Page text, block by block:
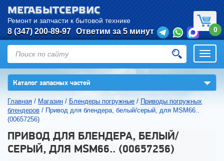
МЕГАБЫТСЕРВИС
Ремонт и запчасти к бытовой технике
8 (347) 200-89-97 Ответим за 5 минут 0
Каталог запасных частей ▼
Главная / Магазин / Блендеры погружные / Приводы погружных
блендеров / Привод для блендера, белый/серый, для MSM66..
(00657256)
ПРИВОД ДЛЯ БЛЕНДЕРА, БЕЛЫЙ/
СЕРЫЙ, ДЛЯ MSM66.. (00657256)